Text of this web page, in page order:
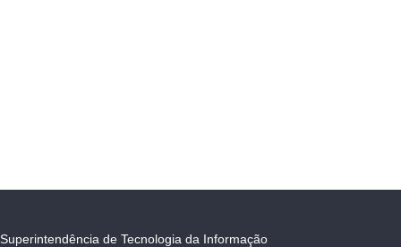
Superintendência de Tecnologia da Informação